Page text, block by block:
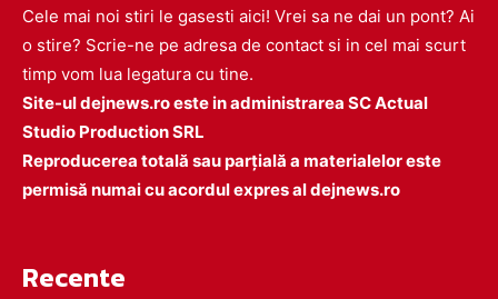
Cele mai noi stiri le gasesti aici! Vrei sa ne dai un pont? Ai
o stire? Scrie-ne pe adresa de contact si in cel mai scurt
timp vom lua legatura cu tine.
Site-ul dejnews.ro este in administrarea SC Actual
Studio Production SRL
Reproducerea totală sau parțială a materialelor este
permisă numai cu acordul expres al dejnews.ro
Recente